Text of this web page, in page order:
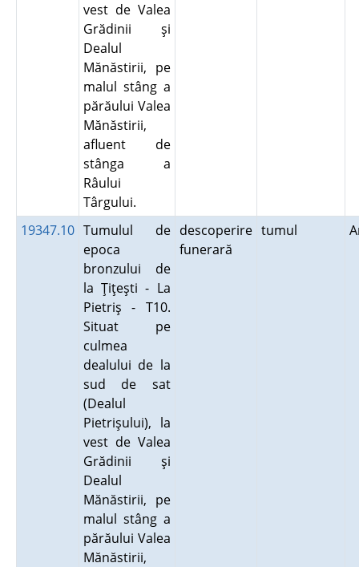
vest de Valea
Grădinii şi
Dealul
Mănăstirii, pe
malul stâng a
părăului Valea
Mănăstirii,
afluent de
stânga a
Râului
Târgului.
19347.10 Tumulul de
epoca
bronzului de
la Ţiţeşti - La
Pietriş - T10.
Situat pe
culmea
dealului de la
sud de sat
(Dealul
Pietrişului), la
vest de Valea
Grădinii şi
Dealul
Mănăstirii, pe
malul stâng a
părăului Valea
Mănăstirii,
descoperire
funerară
tumul